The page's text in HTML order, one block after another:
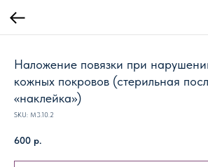
Наложение повязки при
кожных покровов (стерильная
«наклейка»)
SKU: М3.10.2
600 р.